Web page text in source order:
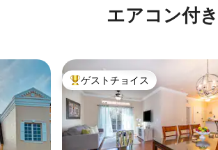
エアコン付
大好評のゲストチョイスです。
ゲストチョイス